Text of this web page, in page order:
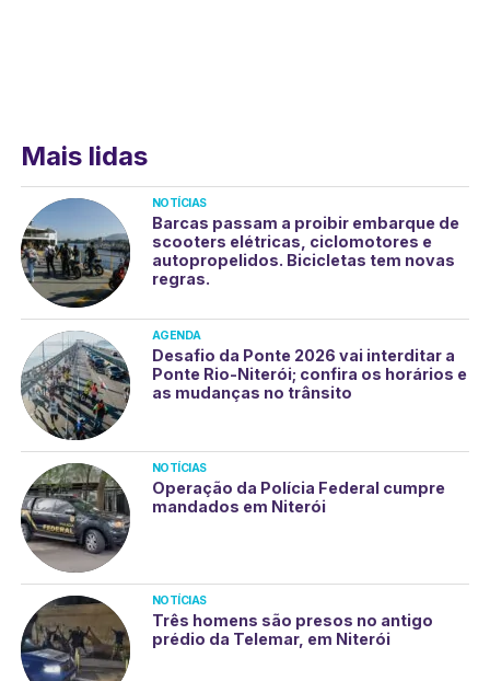
Mais lidas
NOTÍCIAS
Barcas passam a proibir embarque de
scooters elétricas, ciclomotores e
autopropelidos. Bicicletas tem novas
regras.
AGENDA
Desafio da Ponte 2026 vai interditar a
Ponte Rio-Niterói; confira os horários e
as mudanças no trânsito
NOTÍCIAS
Operação da Polícia Federal cumpre
mandados em Niterói
NOTÍCIAS
Três homens são presos no antigo
prédio da Telemar, em Niterói